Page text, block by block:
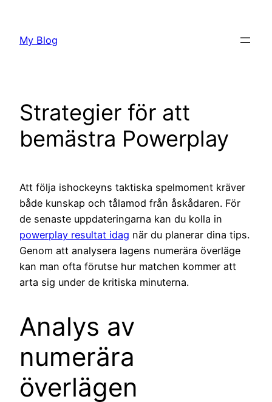
content
My Blog
Strategier för att
bemästra Powerplay
Att följa ishockeyns taktiska spelmoment kräver
både kunskap och tålamod från åskådaren. För
de senaste uppdateringarna kan du kolla in
powerplay resultat idag när du planerar dina tips.
Genom att analysera lagens numerära överläge
kan man ofta förutse hur matchen kommer att
arta sig under de kritiska minuterna.
Analys av
numerära
överlägen